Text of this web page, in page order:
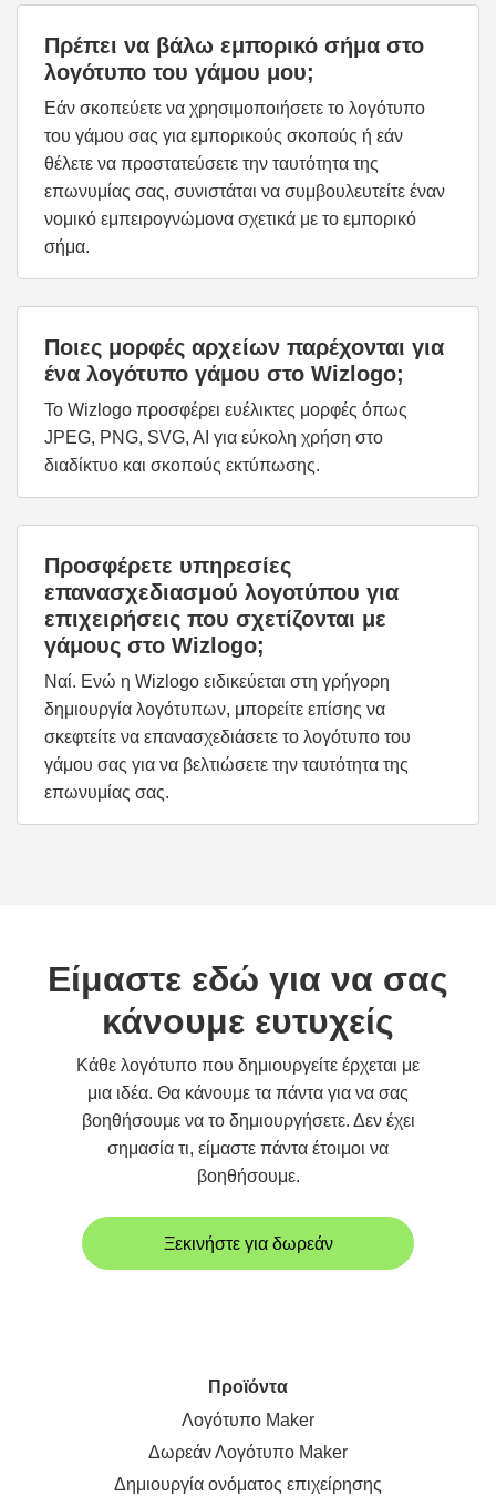
Πρέπει να βάλω εμπορικό σήμα στο
λογότυπο του γάμου μου;
Εάν σκοπεύετε να χρησιμοποιήσετε το λογότυπο
του γάμου σας για εμπορικούς σκοπούς ή εάν
θέλετε να προστατεύσετε την ταυτότητα της
επωνυμίας σας, συνιστάται να συμβουλευτείτε έναν
νομικό εμπειρογνώμονα σχετικά με το εμπορικό
σήμα.
Ποιες μορφές αρχείων παρέχονται για
ένα λογότυπο γάμου στο Wizlogo;
Το Wizlogo προσφέρει ευέλικτες μορφές όπως
JPEG, PNG, SVG, AI για εύκολη χρήση στο
διαδίκτυο και σκοπούς εκτύπωσης.
Προσφέρετε υπηρεσίες
επανασχεδιασμού λογοτύπου για
επιχειρήσεις που σχετίζονται με
γάμους στο Wizlogo;
Ναί. Ενώ η Wizlogo ειδικεύεται στη γρήγορη
δημιουργία λογότυπων, μπορείτε επίσης να
σκεφτείτε να επανασχεδιάσετε το λογότυπο του
γάμου σας για να βελτιώσετε την ταυτότητα της
επωνυμίας σας.
Είμαστε εδώ για να σας
κάνουμε ευτυχείς
Κάθε λογότυπο που δημιουργείτε έρχεται με
μια ιδέα. Θα κάνουμε τα πάντα για να σας
βοηθήσουμε να το δημιουργήσετε. Δεν έχει
σημασία τι, είμαστε πάντα έτοιμοι να
βοηθήσουμε.
Ξεκινήστε για δωρεάν
Προϊόντα
Λογότυπο Maker
Δωρεάν Λογότυπο Maker
Δημιουργία ονόματος επιχείρησης